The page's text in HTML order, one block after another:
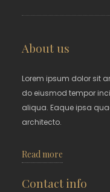
About us
Lorem ipsum dolor sit
do eiusmod tempor
aliqua. Eaque ipsa
architecto.
Read more
Contact info